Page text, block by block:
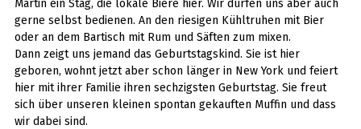
Martin ein Stag, die lokale Biere hier. Wir dürfen uns aber auch
gerne selbst bedienen. An den riesigen Kühltruhen mit Bier
oder an dem Bartisch mit Rum und Säften zum mixen.
Dann zeigt uns jemand das Geburtstagskind. Sie ist hier
geboren, wohnt jetzt aber schon länger in New York und feiert
hier mit ihrer Familie ihren sechzigsten Geburtstag. Sie freut
sich über unseren kleinen spontan gekauften Muffin und dass
wir dabei sind.